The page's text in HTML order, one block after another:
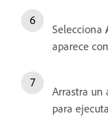
Selecciona
aparece
Arrastra un
para